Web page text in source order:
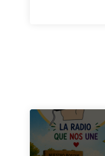
recital de
Sagrario